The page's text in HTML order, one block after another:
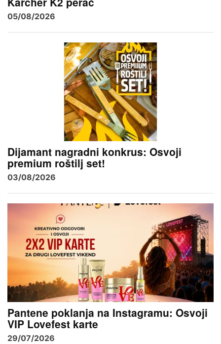
05/08/2026
Dijamant nagradni konkrus: Osvoji
premium roštilj set!
03/08/2026
Pantene poklanja na Instagramu: Osvoji
VIP Lovefest karte
29/07/2026